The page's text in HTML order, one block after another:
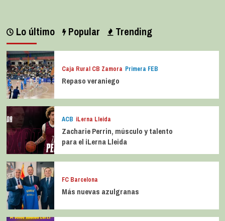
Lo último Popular Trending
Caja Rural CB Zamora Primera FEB
Repaso veraniego
ACB iLerna Lleida
Zacharie Perrin, músculo y talento
para el iLerna Lleida
FC Barcelona
Más nuevas azulgranas